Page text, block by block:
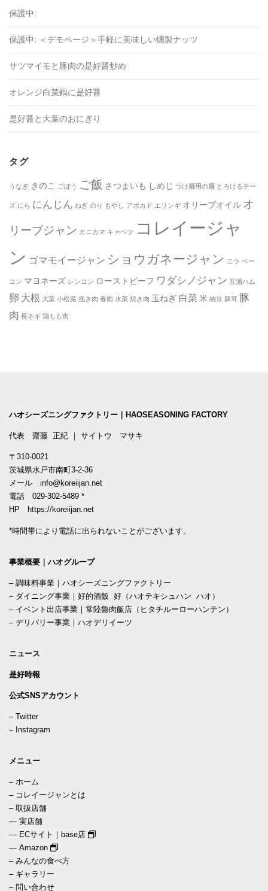
保護中:
保護中: ＜デモページ＞手軽に美味しい燻製ナッツ
サツマイモと豚肉の是好醤炒め
オレンジ白菜鍋に是好醤
是好醤と大葉のおにぎり
タグ
うなぎ きのこ ごぼう ご飯 さつまいも しめじ つけ麺用の麺 とろけるチー
ズ にら にんじん ねぎ のり もやし アボカド エリンギ オリーブオイル オ
リーブジャン カニカマ キャベツ
コレイージャ
ン ゴマモイージャン ショウガネージャン ニラ ベー
コン マヨネーズ レンコン ローストビーフ ワダシノジャン 五浦ハム
卵 大根 大葉 小松菜 挽き肉 春雨 水菜 焼き肉 玉ねぎ 白菜 米 納豆 舞茸 豚
肉 長ネギ 鶏もも肉
ハオシーズニングファクトリー｜HAOSEASONING FACTORY
代表 齋藤 正紀 ｜ サイトウ マサキ
〒310-0021
茨城県水戸市南町3-2-36
メール info@koreiijan.net
電話 029-302-5489 *
HP
https://koreiijan.net
*時間帯により電話に出られないことがございます。
事業概要｜ハオグループ
– 調味料事業｜ハオシーズニングファクトリー
– ダイニング事業｜好的酒飯 好（ハオテキシュハン ハオ）
– イベント出店事業｜常陸魯肉飯店（ヒタチルーローハンテン）
– デリバリー事業｜ハオデリイーツ
ニュース
是好時報
公式SNSアカウント
– Twitter
– Instagram
メニュー
– ホーム
– コレイージャンとは
– 取扱店舗
— 実店舗
— ECサイト｜base店
— Amazon
– みんなの食べ方
– ギャラリー
– 問い合わせ